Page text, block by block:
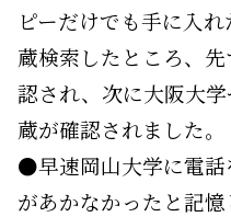
ピーだけでも手に入
蔵検索したところ、
認され、次に大阪大
蔵が確認されました。
●早速岡山大学に電話
があかなかったと記